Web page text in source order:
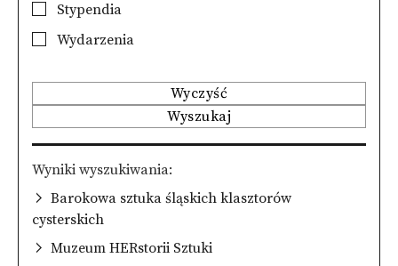
Stypendia
Wydarzenia
Wyczyść
Wyszukaj
Wyniki wyszukiwania
Barokowa sztuka śląskich klasztorów
cysterskich
Muzeum HERstorii Sztuki